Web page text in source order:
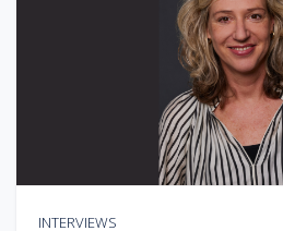
INTERVIEWS